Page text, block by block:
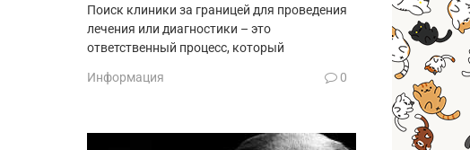
Поиск клиники за границей для проведения
лечения или диагностики – это
ответственный процесс, который
Информация 0